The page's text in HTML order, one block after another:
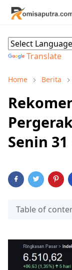
Translate
Home Berita
Senin
Table of